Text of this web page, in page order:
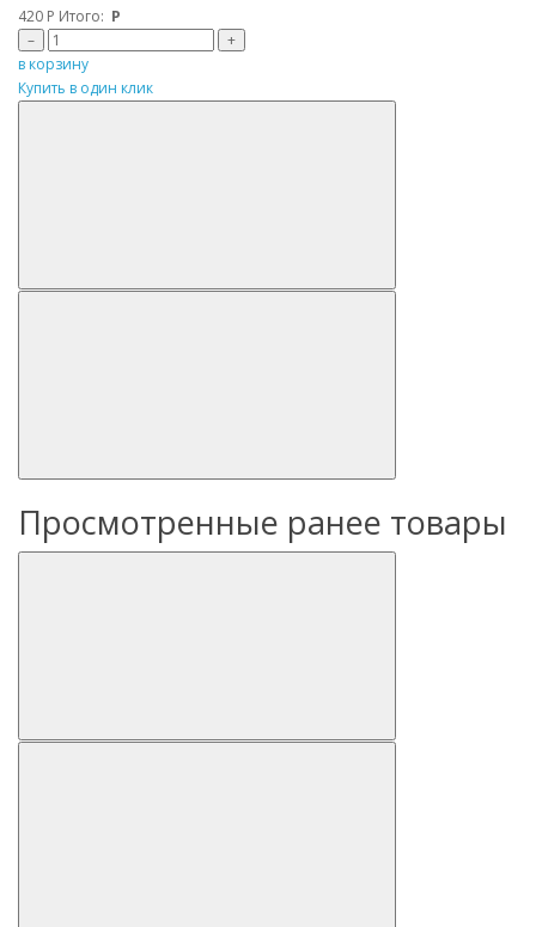
420 Р Итого: Р
–
+
в корзину
Купить в один клик
Просмотренные ранее товары